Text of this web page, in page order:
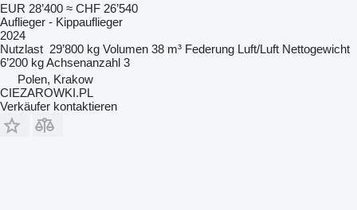
EUR 28’400 ≈ CHF 26’540
Auflieger - Kippauflieger
2024
Nutzlast 29’800 kg Volumen 38 m³ Federung Luft/Luft Nettogewicht
6’200 kgAchsenanzahl 3
Polen, Krakow
CIEZAROWKI.PL
Verkäufer kontaktieren